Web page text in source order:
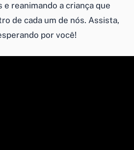
e reanimando a criança que
de cada um de nós. Assista,
por você!